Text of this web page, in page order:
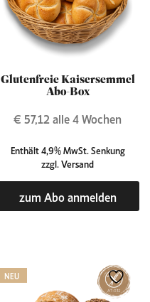
Glutenfreie Kaisersemmel
Abo-Box
€ 57,12 alle 4 Wochen
Enthält 4,9% MwSt. Senkung
zzgl.Versand
zum Abo anmelden
NEU